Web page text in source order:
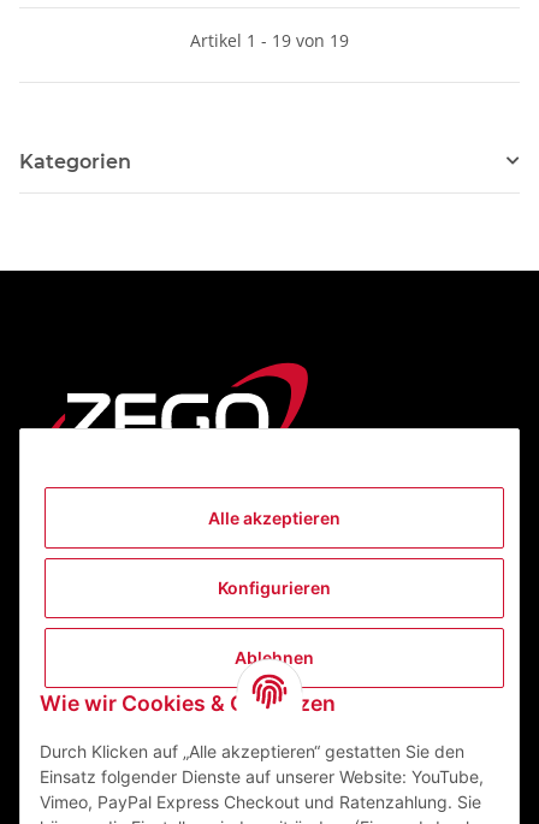
Alle akzeptieren
Konfigurieren
Ablehnen
Wie wir Cookies & Co nutzen
Durch Klicken auf „Alle akzeptieren“ gestatten Sie den
Einsatz folgender Dienste auf unserer Website: YouTube,
Vimeo, PayPal Express Checkout und Ratenzahlung. Sie
Artikel 1 - 19 von 19
Kategorien
Informationen
ZEGO Textilveredelungszentrum GmbH
63741 Aschaffenburg Deutschland
Mail:info@zego-tvz.de